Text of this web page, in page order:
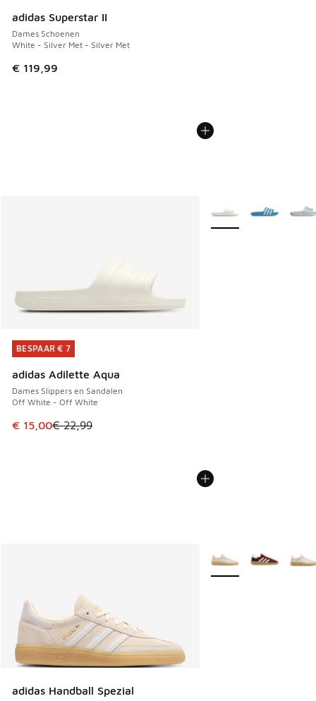
adidas Superstar II
Dames Schoenen
White - Silver Met - Silver Met
€ 119,99
BESPAAR € 7
adidas Adilette Aqua
Dames Slippers en Sandalen
Off White - Off White
Dit artikel is in de uitverkoop. Dit artikel is in de
€ 15,00€ 22,99
BESPAAR € 7
Meer kleuren
adidas Handball Spezial
Meer kleuren